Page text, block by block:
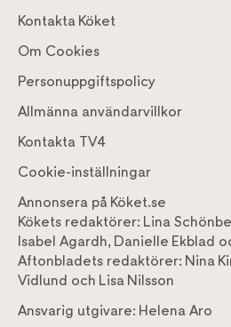
Kontakta Köket
Om Cookies
Personuppgiftspolicy
Allmänna användarvillkor
Kontakta TV4
Cookie-inställningar
Annonsera på Köket.se
Kökets redaktörer: Lina
Isabel Agardh, Danielle Ekblad
Aftonbladets redaktörer: Nina
Vidlund och Lisa Nilsson
Ansvarig utgivare: Helena Aro